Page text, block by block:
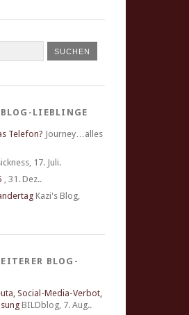
LIEBLINGE
Telefon? Journey…alles
, 17. Juli.
, 31. Dez..
Kazi's Blog,
BLOG-
Social-Media-Verbot,
BILDblog, 7. Aug..